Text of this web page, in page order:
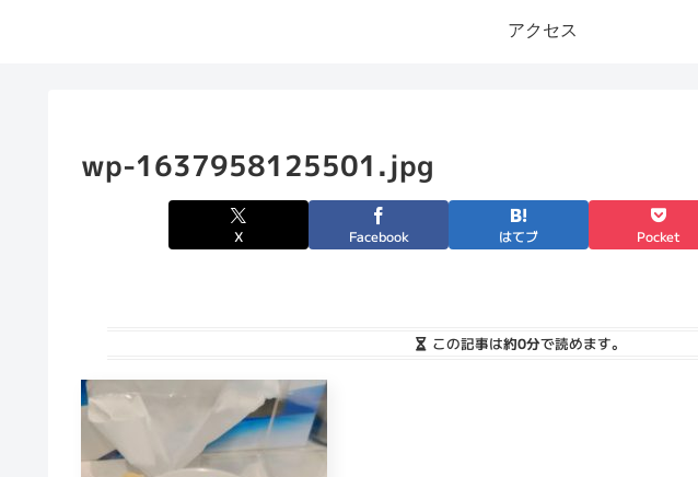
アクセス
wp-1637958125501.jpg
X Facebook はてブ Pocket
この記事は約0分で読めます。